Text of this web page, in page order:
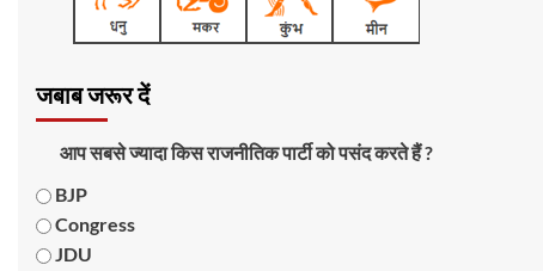
जबाब जरूर दें
आप सबसे ज्यादा किस राजनीतिक पार्टी को पसंद करते हैं ?
BJP
Congress
JDU